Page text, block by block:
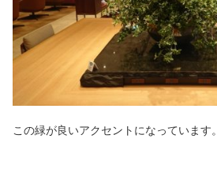
この緑が良いアクセントになっています。